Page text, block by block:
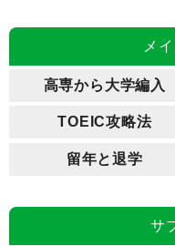
メ
高専から大学編入
TOEIC攻略法
留年と退学
サ